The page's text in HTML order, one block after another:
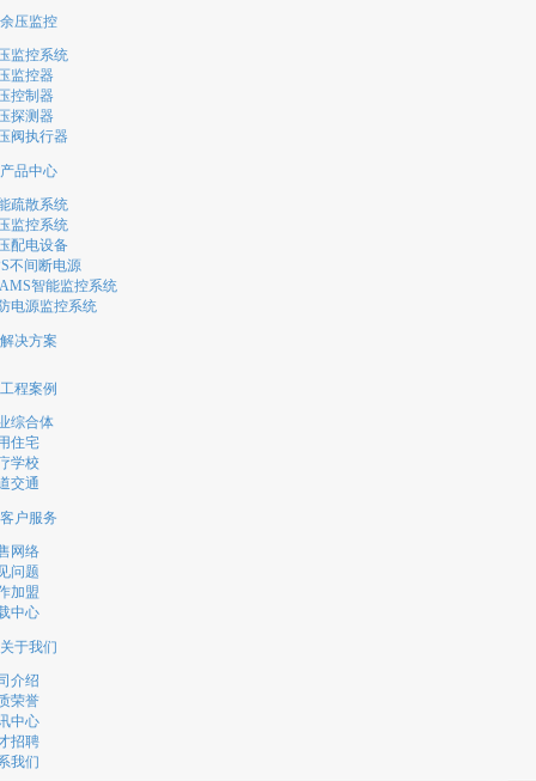
余压监控
监控系统
监控器
控制器
探测器
阀执行器
产品中心
疏散系统
监控系统
配电设备
不间断电源
智能监控系统
电源监控系统
解决方案
工程案例
综合体
住宅
学校
交通
客户服务
网络
问题
加盟
中心
关于我们
介绍
荣誉
中心
招聘
我们